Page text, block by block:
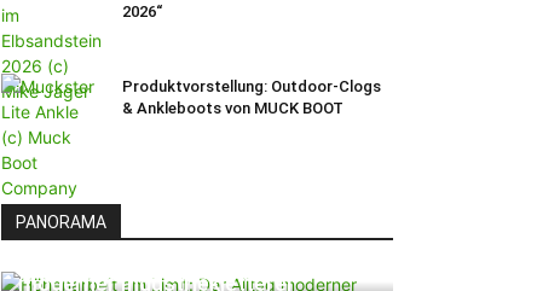
2026“
Produktvorstellung: Outdoor-Clogs
& Ankleboots von MUCK BOOT
PANORAMA
moderner Industriekletterer